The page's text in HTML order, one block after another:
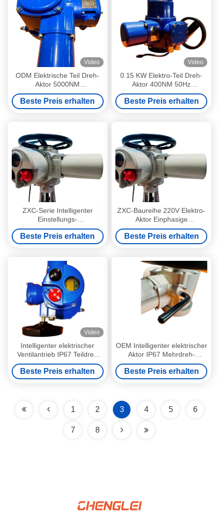
Video
ODM Elektrische Teil Dreh-
Aktor 5000NM
Explosionssicherheit
Elektrische Aktor
Beste Preis erhalten
Video
0.15 KW Elektro-Teil Dreh-
Aktor 400NM 50Hz
Industrieelektrische Aktor
Beste Preis erhalten
ZXC-Serie Intelligenter
Einstellungs-
Elektroventilaktor Mini-
Elektroventilaktor
Beste Preis erhalten
ZXC-Baureihe 220V Elektro-
Aktor Einphasige
Industrieelektrische Aktoren
Beste Preis erhalten
Video
Intelligenter elektrischer
Ventilantrieb IP67 Teildreh
elektrischer Antrieb
Beste Preis erhalten
OEM Intelligenter elektrischer
Aktor IP67 Mehrdreh-
elektrischer Ventil-Aktor
Beste Preis erhalten
1 2 3 4 5 6
7 8